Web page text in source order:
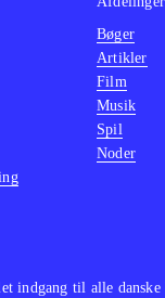
indgang til alle
Bøger
Artikler
Film
Musik
Spil
Noder